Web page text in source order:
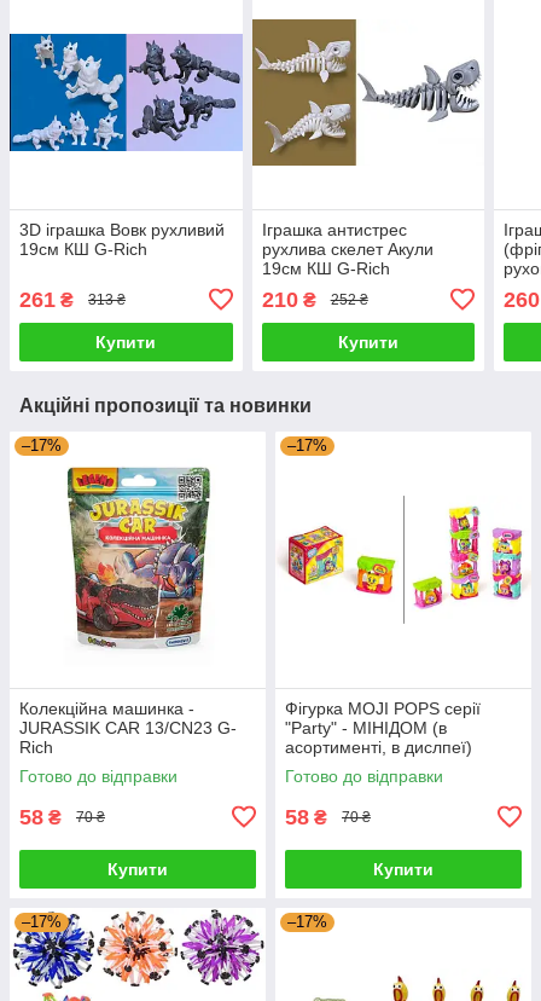
3D іграшка Вовк рухливий
19см КШ G-Rich
261 ₴ 313 ₴
Купити
Іграшка антистрес
рухлива скелет Акули
19см КШ G-Rich
210₴ 252 ₴
Купити
260
Акційні пропозиції та новинки
–17%
Колекційна машинка -
JURASSIK CAR 13/CN23 G-
Rich
Готово до відправки
58 ₴ 70 ₴
Купити
–17%
Фігурка MOJI POPS серії
"Party" - МІНІДОМ (в
асортименті, в дислпеї)
PMPPD612IN00 G-Rich
Готово до відправки
58 ₴ 70 ₴
Купити
–17% –17%